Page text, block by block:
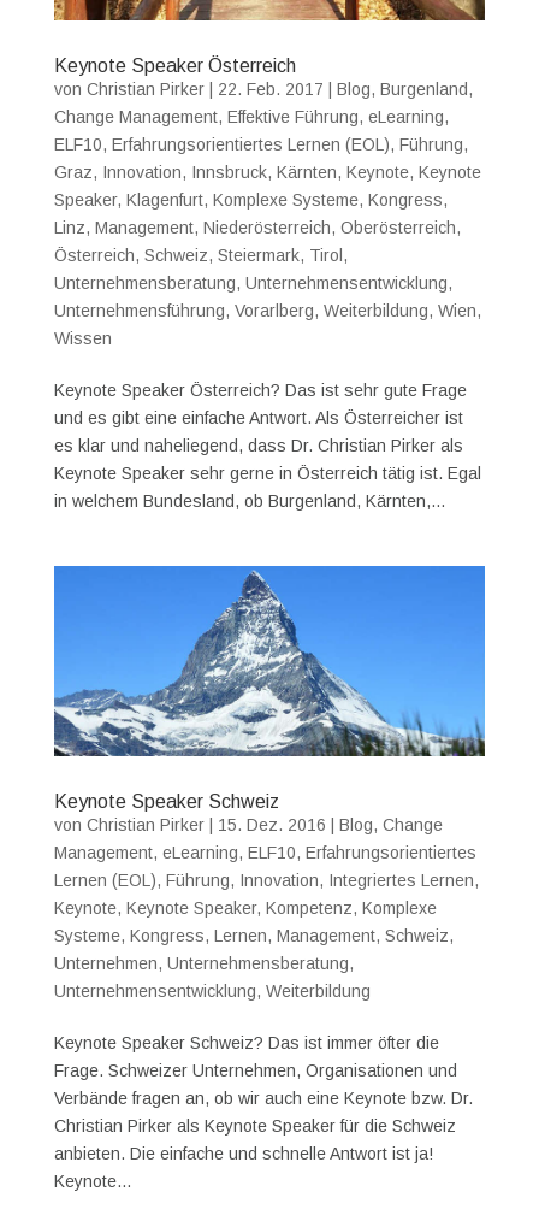
Keynote Speaker Österreich
von Christian Pirker| 22. Feb. 2017 Blog, Burgenland,
Change Management, Effektive Führung, eLearning,
ELF10, Erfahrungsorientiertes Lernen (EOL), Führung,
Graz, Innovation, Innsbruck, Kärnten, Keynote, Keynote
Speaker, Klagenfurt, Komplexe Systeme, Kongress,
Linz, Management, Niederösterreich, Oberösterreich,
Österreich, Schweiz, Steiermark, Tirol ,
Unternehmensberatung, Unternehmensentwicklung,
Unternehmensführung, Vorarlberg, Weiterbildung, Wien,
Wissen
Keynote Speaker Österreich? Das ist sehr gute Frage
und es gibt eine einfache Antwort. Als Österreicher ist
es klar und naheliegend, dass Dr. Christian Pirker als
Keynote Speaker sehr gerne in Österreich tätig ist. Egal
in welchem Bundesland, ob Burgenland, Kärnten,...
Keynote Speaker Schweiz
von Christian Pirker| 15. Dez. 2016 Blog, Change
Management, eLearning, ELF10, Erfahrungsorientiertes
Lernen (EOL), Führung, Innovation, Integriertes Lernen,
Keynote, Keynote Speaker, Kompetenz, Komplexe
Systeme, Kongress, Lernen, Management, Schweiz,
Unternehmen, Unternehmensberatung,
Unternehmensentwicklung, Weiterbildung
Keynote Speaker Schweiz? Das ist immer öfter die
Frage. Schweizer Unternehmen, Organisationen und
Verbände fragen an, ob wir auch eine Keynote bzw. Dr.
Christian Pirker als Keynote Speaker für die Schweiz
anbieten. Die einfache und schnelle Antwort ist ja!
Keynote...